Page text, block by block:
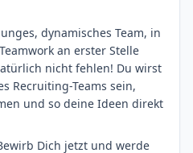
dynamisches Team, in
an erster Stelle
nicht fehlen! Du wirst
Recruiting-Teams sein,
und so deine Ideen direkt
Dich jetzt und werde